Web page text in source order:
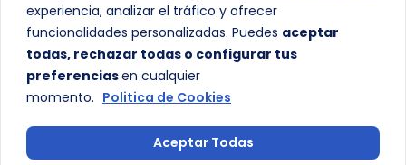
experiencia, analizar el tráfico y ofrecer
funcionalidades personalizadas. Puedes aceptar
todas, rechazar todas o configurar tus
preferenciasen cualquier
momento. Politica de Cookies
Aceptar Todas
Enviar